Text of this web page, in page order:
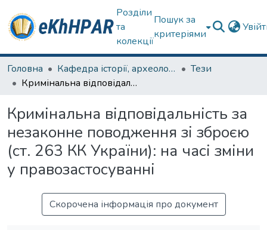
Розділи
та
колекції
Пошук за
критеріями
Головна Кафедра історії, археології та гуманітарних наук
Тези
Кримінальна відповідальність за незаконне поводження зі зброєю (ст. 263 КК України): на часі зміни у правозастосуванні
Кримінальна відповідальність за
незаконне поводження зі зброєю
(ст. 263 КК України): на часі зміни
у правозастосуванні
Скорочена інформація про документ